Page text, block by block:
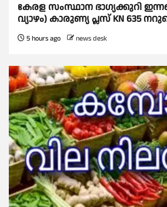
കേരള സംസ്ഥാന ഭാഗ്യക്കുറി
വ്യാഴം) കാരുണ്യ പ്ലസ് KN 635
5 hours ago news desk